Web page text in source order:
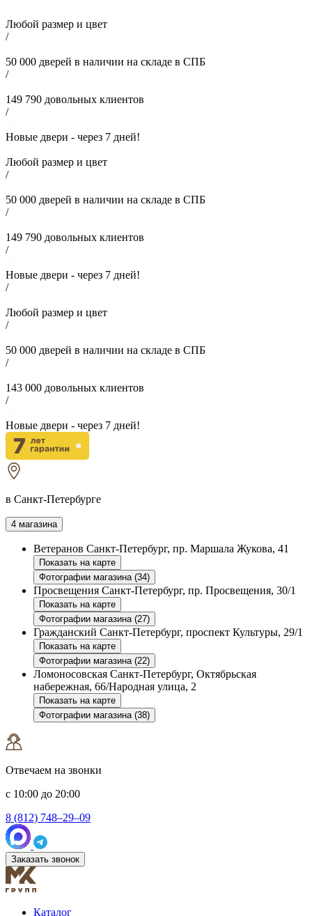
Любой размер и цвет
/
50 000 дверей в наличии на складе в СПБ
/
149 790 довольных клиентов
/
Новые двери - через 7 дней!
Любой размер и цвет
/
50 000 дверей в наличии на складе в СПБ
/
149 790 довольных клиентов
/
Новые двери - через 7 дней!
/
Любой размер и цвет
/
50 000 дверей в наличии на складе в СПБ
/
143 000 довольных клиентов
/
Новые двери - через 7 дней!
в Санкт-Петербурге
4 магазина
Ветеранов Санкт-Петербург, пр. Маршала Жукова, 41
Показать на карте
Фотографии магазина (34)
Просвещения Санкт-Петербург, пр. Просвещения, 30/1
Показать на карте
Фотографии магазина (27)
Гражданский Санкт-Петербург, проспект Культуры, 29/1
Показать на карте
Фотографии магазина (22)
Ломоносовская Санкт-Петербург, Октябрьская
набережная, 66/Народная улица, 2
Показать на карте
Фотографии магазина (38)
Отвечаем на звонки
с 10:00 до 20:00
8 (812) 748–29–09
Заказать звонок
Каталог